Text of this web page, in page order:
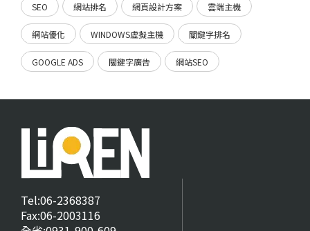
SEO 網站排名 網頁設計方案 雲端主機
網站優化 WINDOWS虛擬主機 關鍵字排名
GOOGLE ADS 關鍵字廣告 網站SEO
Tel:06-2368387
Fax:06-2003116